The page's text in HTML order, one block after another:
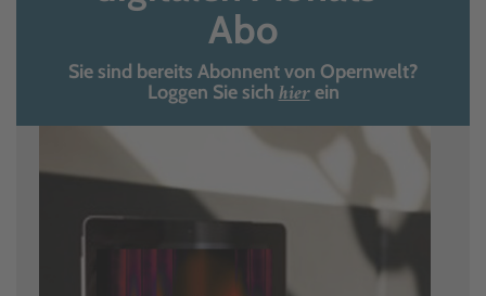
Abo
Sie sind bereits Abonnent von Opernwelt?
Loggen Sie sich hierein